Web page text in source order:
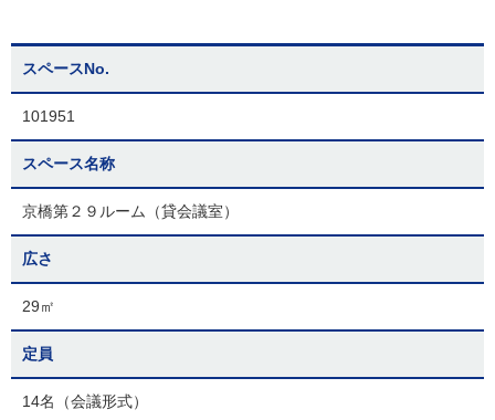
スペースNo.
101951
スペース名称
京橋第２９ルーム（貸会議室）
広さ
29㎡
定員
14名（会議形式）